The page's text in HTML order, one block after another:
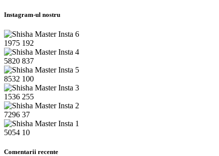
Instagram-ul nostru
1975 192
5820 837
8532 100
1536 255
7296 37
5054 10
Comentarii recente